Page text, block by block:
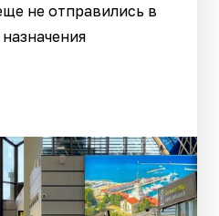
не отправились в